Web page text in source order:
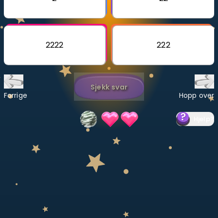
Bestill privatundervisning
Velg læreplan
Logg inn
2222 222
Forrige
Sjekk svar
Hopp over
?